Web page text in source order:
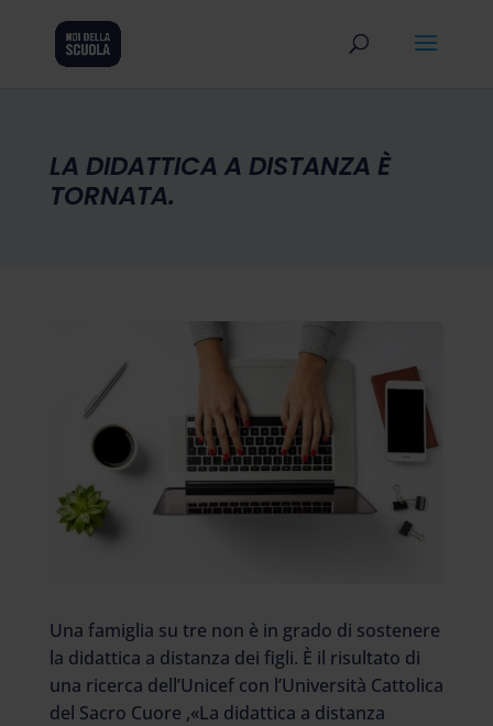
LA DIDATTICA A DISTANZA È
TORNATA.
Una famiglia su tre non è in grado di sostenere
la didattica a distanza dei figli. È il risultato di
una ricerca dell’Unicef con l’Università Cattolica
del Sacro Cuore ,«La didattica a distanza